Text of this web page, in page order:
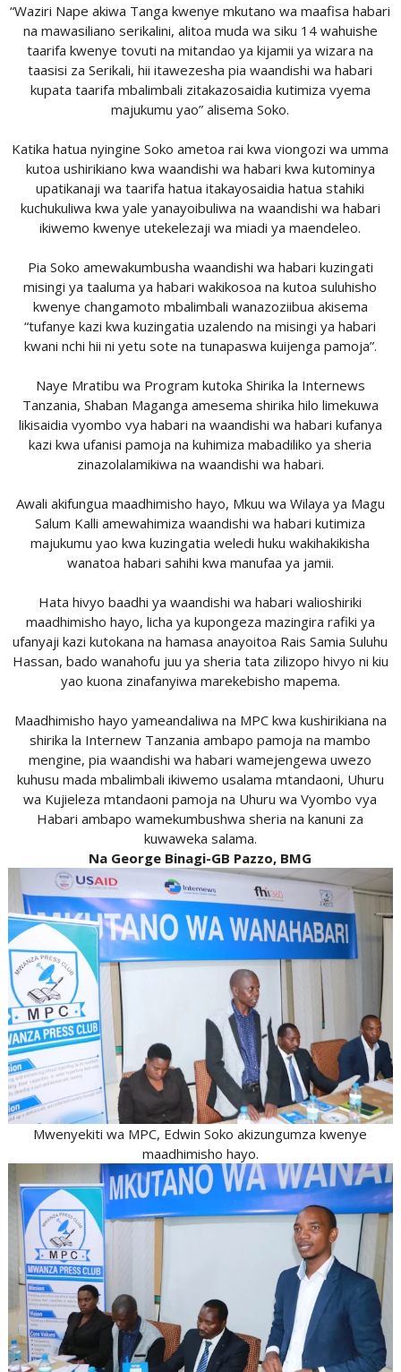
“Waziri Nape akiwa Tanga kwenye mkutano wa maafisa habari
na mawasiliano serikalini, alitoa muda wa siku 14 wahuishe
taarifa kwenye tovuti na mitandao ya kijamii ya wizara na
taasisi za Serikali, hii itawezesha pia waandishi wa habari
kupata taarifa mbalimbali zitakazosaidia kutimiza vyema
majukumu yao” alisema Soko.
Katika hatua nyingine Soko ametoa rai kwa viongozi wa umma
kutoa ushirikiano kwa waandishi wa habari kwa kutominya
upatikanaji wa taarifa hatua itakayosaidia hatua stahiki
kuchukuliwa kwa yale yanayoibuliwa na waandishi wa habari
ikiwemo kwenye utekelezaji wa miadi ya maendeleo.
Pia Soko amewakumbusha waandishi wa habari kuzingati
misingi ya taaluma ya habari wakikosoa na kutoa suluhisho
kwenye changamoto mbalimbali wanazoziibua akisema
“tufanye kazi kwa kuzingatia uzalendo na misingi ya habari
kwani nchi hii ni yetu sote na tunapaswa kuijenga pamoja”.
Naye Mratibu wa Program kutoka Shirika la Internews
Tanzania, Shaban Maganga amesema shirika hilo limekuwa
likisaidia vyombo vya habari na waandishi wa habari kufanya
kazi kwa ufanisi pamoja na kuhimiza mabadiliko ya sheria
zinazolalamikiwa na waandishi wa habari.
Awali akifungua maadhimisho hayo, Mkuu wa Wilaya ya Magu
Salum Kalli amewahimiza waandishi wa habari kutimiza
majukumu yao kwa kuzingatia weledi huku wakihakikisha
wanatoa habari sahihi kwa manufaa ya jamii.
Hata hivyo baadhi ya waandishi wa habari walioshiriki
maadhimisho hayo, licha ya kupongeza mazingira rafiki ya
ufanyaji kazi kutokana na hamasa anayoitoa Rais Samia Suluhu
Hassan, bado wanahofu juu ya sheria tata zilizopo hivyo ni kiu
yao kuona zinafanyiwa marekebisho mapema.
Maadhimisho hayo yameandaliwa na MPC kwa kushirikiana na
shirika la Internew Tanzania ambapo pamoja na mambo
mengine, pia waandishi wa habari wamejengewa uwezo
kuhusu mada mbalimbali ikiwemo usalama mtandaoni, Uhuru
wa Kujieleza mtandaoni pamoja na Uhuru wa Vyombo vya
Habari ambapo wamekumbushwa sheria na kanuni za
kuwaweka salama.
Na George Binagi-GB Pazzo, BMG
Mwenyekiti wa MPC, Edwin Soko akizungumza kwenye
maadhimisho hayo.